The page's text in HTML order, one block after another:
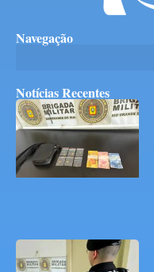
Navegação
Notícias Recentes